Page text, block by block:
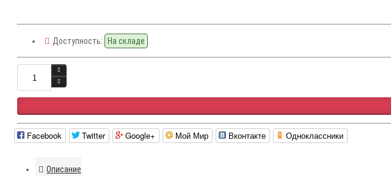
Доступность: На складе
Facebook Twitter Google+ Мой Мир Вконтакте Одноклассники
Описание